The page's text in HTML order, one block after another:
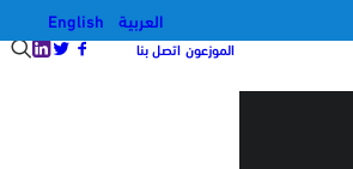
العربية English
الموزعوناتصل بنا